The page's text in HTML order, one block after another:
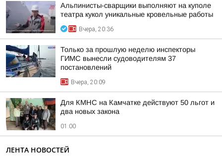
Альпинисты-сварщики выполняют на куполе
театра кукол уникальные кровельные работы
Вчера, 20:36
Только за прошлую неделю инспекторы
ГИМС вынесли судоводителям 37
постановлений
Вчера, 20:09
Для КМНС на Камчатке действуют 50 льгот и
два новых закона
01:00
ЛЕНТА НОВОСТЕЙ